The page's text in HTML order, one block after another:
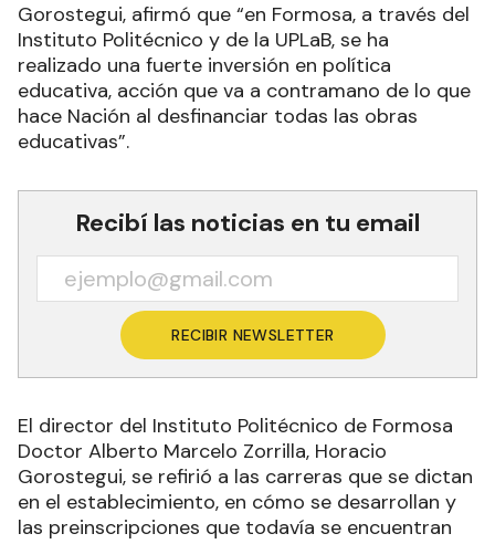
Gorostegui, afirmó que “en Formosa, a través del
Instituto Politécnico y de la UPLaB, se ha
realizado una fuerte inversión en política
educativa, acción que va a contramano de lo que
hace Nación al desfinanciar todas las obras
educativas”.
Recibí las noticias en tu email
RECIBIR NEWSLETTER
El director del Instituto Politécnico de Formosa
Doctor Alberto Marcelo Zorrilla, Horacio
Gorostegui, se refirió a las carreras que se dictan
en el establecimiento, en cómo se desarrollan y
las preinscripciones que todavía se encuentran